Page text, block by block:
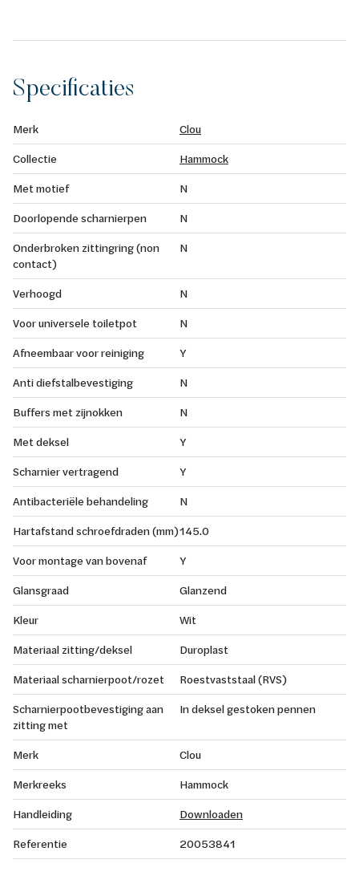
Specificaties
Merk
Clou
Collectie
Hammock
Met motief
N
Doorlopende scharnierpen
N
Onderbroken zittingring (non
contact)
N
Verhoogd
N
Voor universele toiletpot
N
Afneembaar voor reiniging
Y
Anti diefstalbevestiging
N
Buffers met zijnokken
N
Met deksel
Y
Scharnier vertragend
Y
Antibacteriële behandeling
N
Hartafstand schroefdraden (mm)145.0
Voor montage van bovenaf
Y
Glansgraad
Glanzend
Kleur
Wit
Materiaal zitting/deksel
Duroplast
Materiaal scharnierpoot/rozet
Roestvaststaal (RVS)
Scharnierpootbevestiging aan
zitting met
In deksel gestoken pennen
Merk
Clou
Merkreeks
Hammock
Handleiding
Downloaden
Referentie
20053841